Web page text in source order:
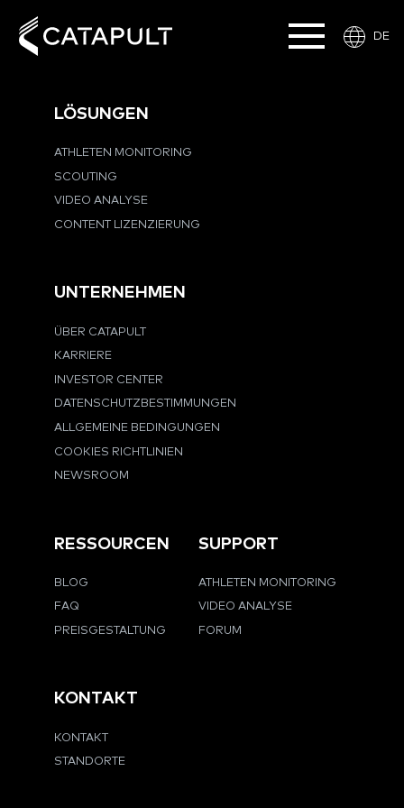
DE
LÖSUNGEN
ATHLETEN MONITORING
SCOUTING
VIDEO ANALYSE
CONTENT LIZENZIERUNG
UNTERNEHMEN
ÜBER CATAPULT
KARRIERE
INVESTOR CENTER
DATENSCHUTZBESTIMMUNGEN
ALLGEMEINE BEDINGUNGEN
COOKIES RICHTLINIEN
NEWSROOM
RESSOURCEN
BLOG
FAQ
PREISGESTALTUNG
SUPPORT
ATHLETEN MONITORING
VIDEO ANALYSE
FORUM
KONTAKT
KONTAKT
STANDORTE